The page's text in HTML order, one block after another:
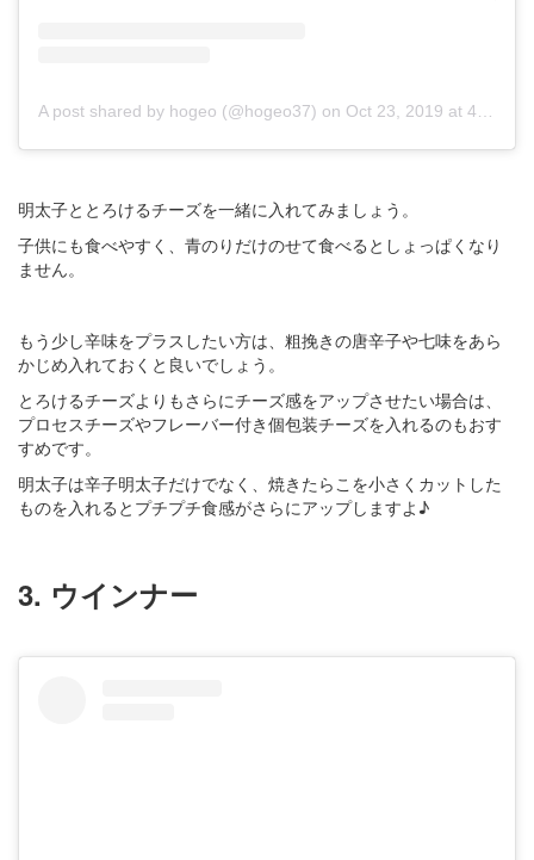
A post shared by hogeo (@hogeo37) on Oct 23, 2019 at 4:03am PDT
明太子ととろけるチーズを一緒に入れてみましょう。
子供にも食べやすく、青のりだけのせて食べるとしょっぱくなり
ません。
もう少し辛味をプラスしたい方は、粗挽きの唐辛子や七味をあら
かじめ入れておくと良いでしょう。
とろけるチーズよりもさらにチーズ感をアップさせたい場合は、
プロセスチーズやフレーバー付き個包装チーズを入れるのもおす
すめです。
明太子は辛子明太子だけでなく、焼きたらこを小さくカットした
ものを入れるとプチプチ食感がさらにアップしますよ♪
3. ウインナー